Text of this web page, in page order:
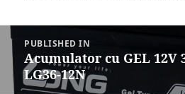
Navigare
articole
PUBLISHED IN
Acumulator cu GEL 12V
LG36-12N